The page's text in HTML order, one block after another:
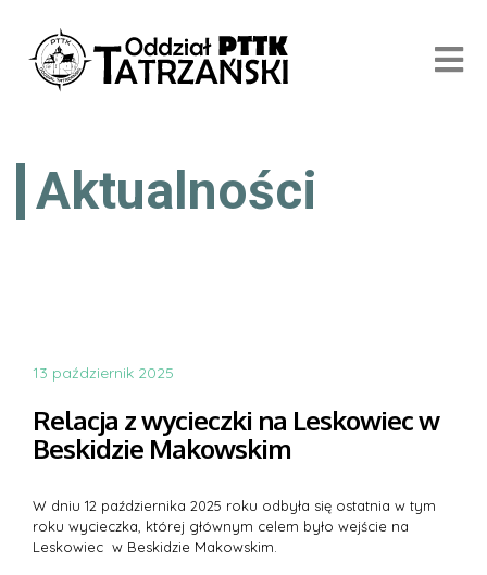
Aktualności
13 październik 2025
Relacja z wycieczki na Leskowiec w
Beskidzie Makowskim
W dniu 12 października 2025 roku odbyła się ostatnia w tym
roku wycieczka, której głównym celem było wejście na
Leskowiec w Beskidzie Makowskim.